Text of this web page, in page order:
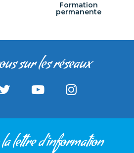
Formation
permanente
sur les réseaux
lettre d'information